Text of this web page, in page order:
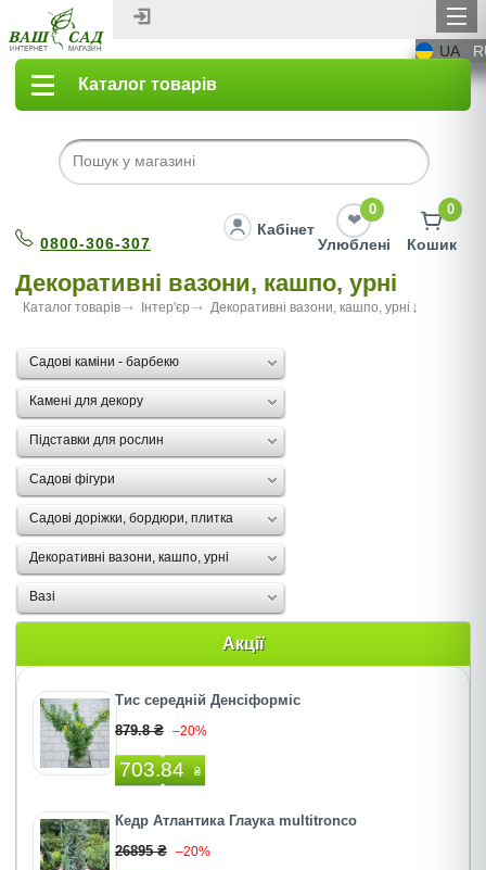
UA
Каталог товарів
0800-306-307
Кабінет
0
Улюблені
0
Кошик
Декоративні вазони, кашпо, урні
Каталог товарів Інтер'єр Декоративні вазони, кашпо, урні
Садові каміни - барбекю
Камені для декору
Підставки для рослин
Садові фігури
Садові доріжки, бордюри, плитка
Декоративні вазони, кашпо, урні
Вазі
Акції
Тис середній Денсіформіс
879.8 ₴ –20%
703.84 ₴
Кедр Атлантика Глаука multitronco
26895 ₴ –20%